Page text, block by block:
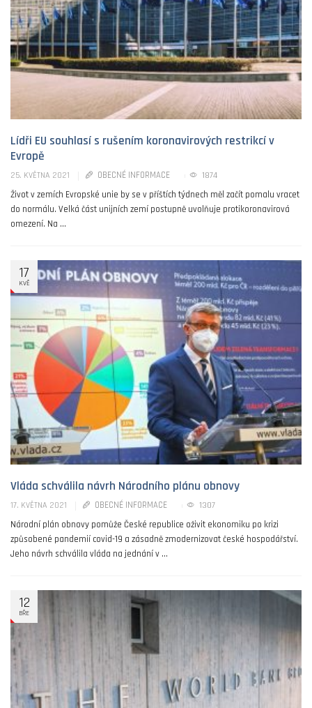
Lídři EU souhlasí s rušením koronavirových restrikcí v
Evropě
25. KVĚTNA 2021 OBECNÉ INFORMACE
1874
Život v zemích Evropské unie by se v příštích týdnech měl začít pomalu vracet
do normálu. Velká část unijních zemí postupně uvolňuje protikoronavirová
omezení. Na ...
17
KVĚ
Vláda schválila návrh Národního plánu obnovy
17. KVĚTNA 2021 OBECNÉ INFORMACE
1307
Národní plán obnovy pomůže České republice oživit ekonomiku po krizi
způsobené pandemií covid-19 a zásadně zmodernizovat české hospodářství.
Jeho návrh schválila vláda na jednání v ...
12
BŘE